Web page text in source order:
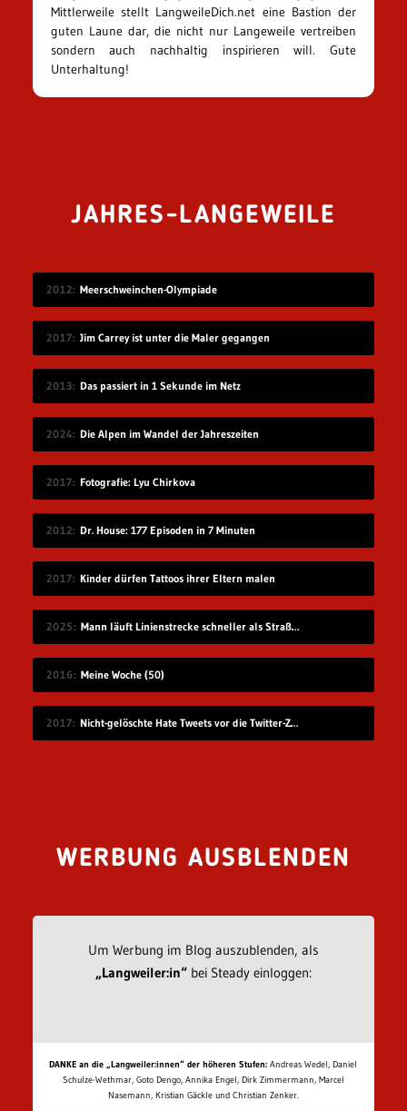
Mittlerweile stellt LangweileDich.net eine Bastion der
guten Laune dar, die nicht nur Langeweile vertreiben
sondern auch nachhaltig inspirieren will. Gute
Unterhaltung!
JAHRES-LANGEWEILE
2012 Meerschweinchen-Olympiade
2017 Jim Carrey ist unter die Maler gegangen
2013 Das passiert in 1 Sekunde im Netz
2024 Die Alpen im Wandel der Jahreszeiten
2017 Fotografie: Lyu Chirkova
2012 Dr. House: 177 Episoden in 7 Minuten
2017 Kinder dürfen Tattoos ihrer Eltern malen
2025 Mann läuft Linienstrecke schneller als Straßenbahn
2016 Meine Woche (50)
2017 Nicht-gelöschte Hate Tweets vor die Twitter-Zentrale gesprüht
WERBUNG AUSBLENDEN
Um Werbung im Blog auszublenden, als
„Langweiler:in“bei Steady einloggen:
DANKE an die „Langweiler:innen“ der höheren Stufen: Andreas Wedel, Daniel
Schulze-Wethmar, Goto Dengo, Annika Engel, Dirk Zimmermann, Marcel
Nasemann, Kristian Gäckle und Christian Zenker.